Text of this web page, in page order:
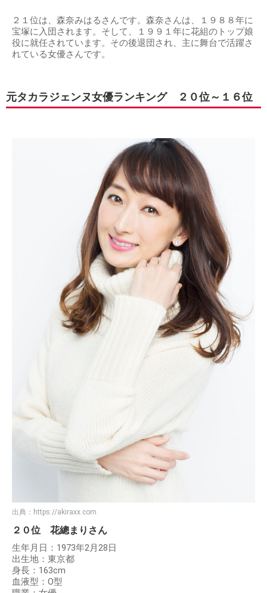
２１位は、森奈みはるさんです。森奈さんは、１９８８年に
宝塚に入団されます。そして、１９９１年に花組のトップ娘
役に就任されています。その後退団され、主に舞台で活躍さ
れている女優さんです。
元タカラジェンヌ女優ランキング ２０位～１６位
出典： https://akiraxx.com
２０位 花總まりさん
生年月日：1973年2月28日
出生地：東京都
身長：163cm
血液型：O型